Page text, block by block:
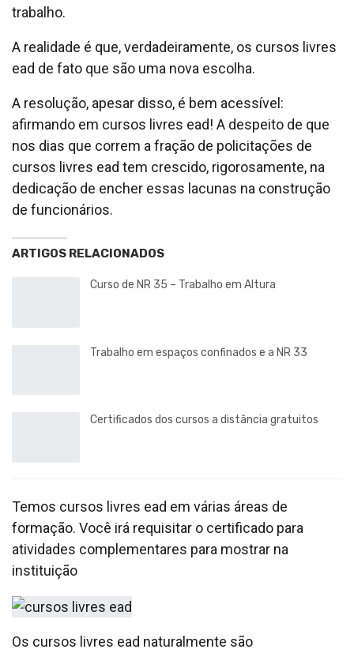
trabalho.
A realidade é que, verdadeiramente, os cursos livres
ead de fato que são uma nova escolha.
A resolução, apesar disso, é bem acessível:
afirmando em cursos livres ead! A despeito de que
nos dias que correm a fração de policitações de
cursos livres ead tem crescido, rigorosamente, na
dedicação de encher essas lacunas na construção
de funcionários.
ARTIGOS RELACIONADOS
Curso de NR 35 – Trabalho em Altura
Trabalho em espaços confinados e a NR 33
Certificados dos cursos a distância gratuitos
Temos cursos livres ead em várias áreas de
formação. Você irá requisitar o certificado para
atividades complementares para mostrar na
instituição
Os cursos livres ead naturalmente são